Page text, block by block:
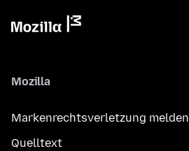
Mozilla
Markenrechtsverletzung melden
Quelltext